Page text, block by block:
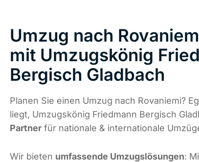
Umzug nach
mit Umzugskönig
Bergisch Gladbach
Planen Sie einen Umzug nach Rovaniemi?
liegt, Umzugskönig Friedmann Bergisch
Partner für nationale & internationale
Wir bieten umfassende Umzugslösungen: